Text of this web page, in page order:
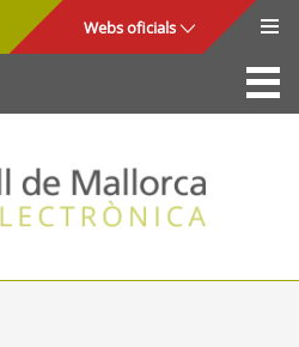
Webs oficials
La Seu
Consell de Mallorca
Accés i seguretat
Utilitats